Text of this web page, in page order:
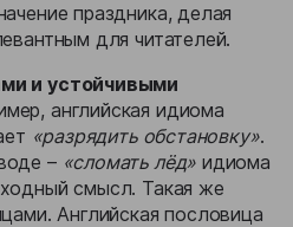
праздника, делая
для читателей.
и устойчивыми
английская идиома
«разрядить обстановку».
– «сломать лёд» идиома
смысл. Такая же
Английская пословица